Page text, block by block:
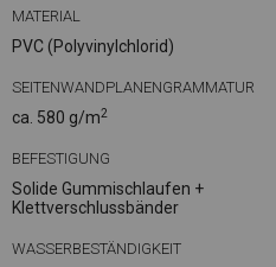
MATERIAL
PVC (Polyvinylchlorid)
SEITENWANDPLANENGRAMMATUR
ca. 580 g/m2
BEFESTIGUNG
Solide Gummischlaufen +
Klettverschlussbänder
WASSERBESTÄNDIGKEIT